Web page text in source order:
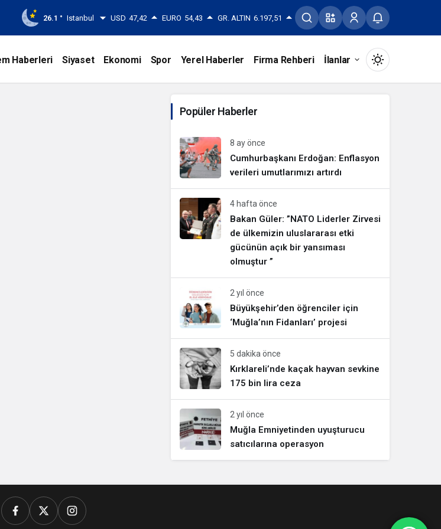
26.1 ° Istanbul USD 47,42 EURO 54,43 GR. ALTIN 6.197,51
Haberleri Siyaset Ekonomi Spor Yerel Haberler Firma Rehberi İlanlar
Mod
Gündüz modunu seçin.
Gece Modu
Sistem Modu
Sistem modunu seçin.
Popüler Haberler
8 ay önce
Cumhurbaşkanı Erdoğan: Enflasyon
verileri umutlarımızı artırdı
4 hafta önce
Bakan Güler: ”NATO Liderler Zirvesi
de ülkemizin uluslararası etki
gücünün açık bir yansıması
olmuştur ”
2 yıl önce
Büyükşehir’den öğrenciler için
‘Muğla’nın Fidanları’ projesi
5 dakika önce
Kırklareli’nde kaçak hayvan sevkine
175 bin lira ceza
2 yıl önce
Muğla Emniyetinden uyuşturucu
satıcılarına operasyon